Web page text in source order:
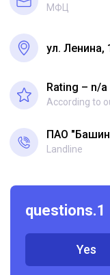
МФЦ
ул. Ленина,
Rating – n/a
According to
ПАО
Landline
questions.1
Yes